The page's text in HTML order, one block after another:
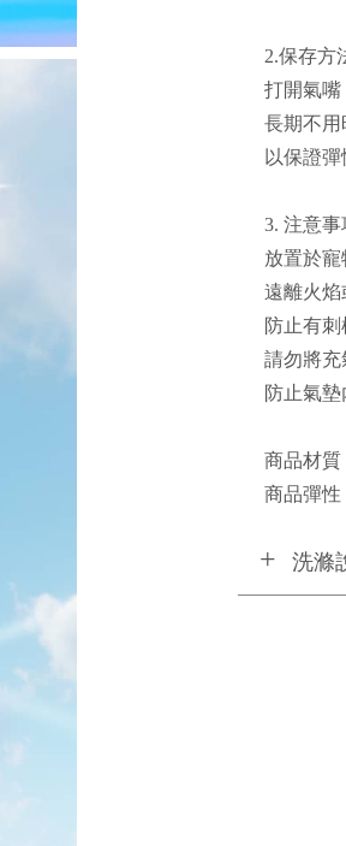
2.保存方
打開氣嘴
長期不
以保證彈
3. 注意事
放置於寵
遠離火焰
防止有刺
請勿將
防止氣墊
商品材質
商品彈性
洗滌